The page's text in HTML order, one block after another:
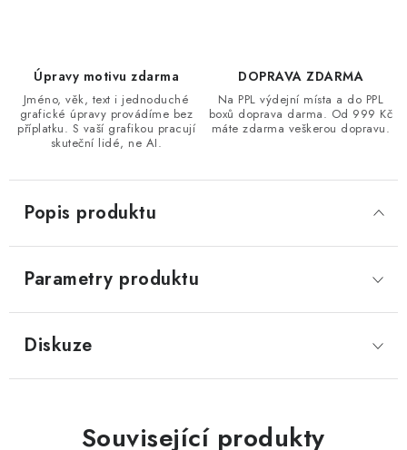
Úpravy motivu zdarma
Jméno, věk, text i jednoduché
grafické úpravy provádíme bez
příplatku. S vaší grafikou pracují
skuteční lidé, ne AI.
DOPRAVA ZDARMA
Na PPL výdejní místa a do PPL
boxů doprava darma. Od 999 Kč
máte zdarma veškerou dopravu.
Popis produktu
Parametry produktu
Diskuze
Související produkty